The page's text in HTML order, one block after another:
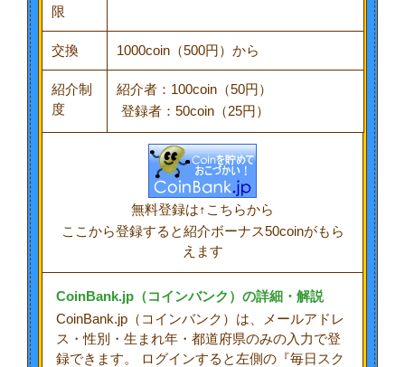
限
交換 1000coin（500円）から
紹介制
度
紹介者：100coin（50円）
登録者：50coin（25円）
無料登録は↑こちらから
ここから登録すると紹介ボーナス50coinがもら
えます
CoinBank.jp（コインバンク）の詳細・解説
CoinBank.jp（コインバンク）は、メールアドレ
ス・性別・生まれ年・都道府県のみの入力で登
録できます。 ログインすると左側の『毎日スク